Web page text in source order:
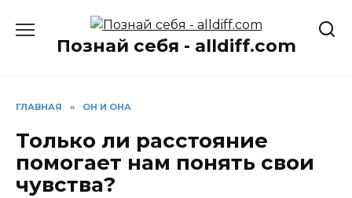
содержаниюПознай себя - alldiff.com
ГЛАВНАЯ » ОН И ОНА
Только ли расстояние
помогает нам понять свои
чувства?